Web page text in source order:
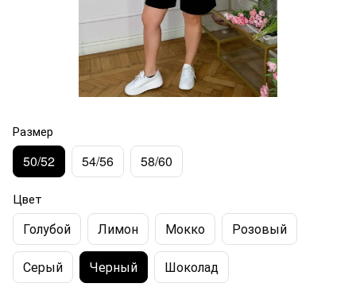
Размер
50/52 54/56 58/60
Цвет
Голубой Лимон Мокко Розовый
Серый Черный Шоколад